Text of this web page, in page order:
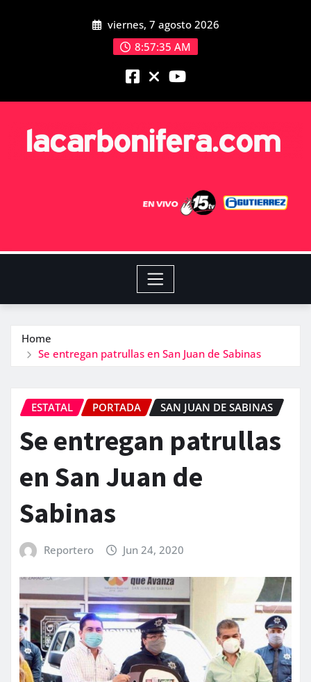
viernes, 7 agosto 2026
8:57:36 AM
Home
Se entregan patrullas en San Juan de Sabinas
ESTATAL PORTADA SAN JUAN DE SABINAS
Se entregan patrullas
en San Juan de
Sabinas
Reportero Jun 24, 2020